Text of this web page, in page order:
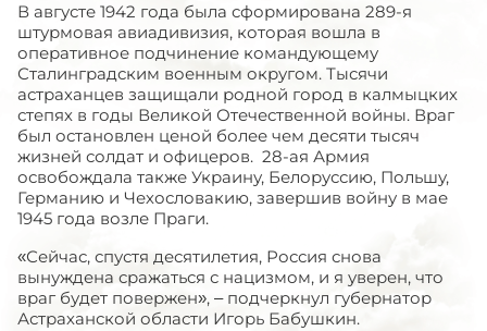
В августе 1942 года была сформирована 289-я
штурмовая авиадивизия, которая вошла в
оперативное подчинение командующему
Сталинградским военным округом. Тысячи
астраханцев защищали родной город в калмыцких
степях в годы Великой Отечественной войны. Враг
был остановлен ценой более чем десяти тысяч
жизней солдат и офицеров. 28-ая Армия
освобождала также Украину, Белоруссию, Польшу,
Германию и Чехословакию, завершив войну в мае
1945 года возле Праги.
«Сейчас, спустя десятилетия, Россия снова
вынуждена сражаться с нацизмом, и я уверен, что
враг будет повержен», – подчеркнул губернатор
Астраханской области Игорь Бабушкин.